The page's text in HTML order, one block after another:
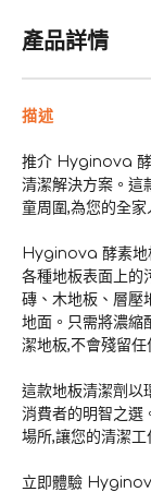
產品詳情
描述
推介 Hyginova 酵
清潔解決方案。這
童周圍,為您的全家
Hyginova 酵素地
各種地板表面上的
磚、木地板、層壓
地面。只需將濃縮
潔地板,不會殘留任
這款地板清潔劑以
消費者的明智之選
場所,讓您的清潔工
立即體驗